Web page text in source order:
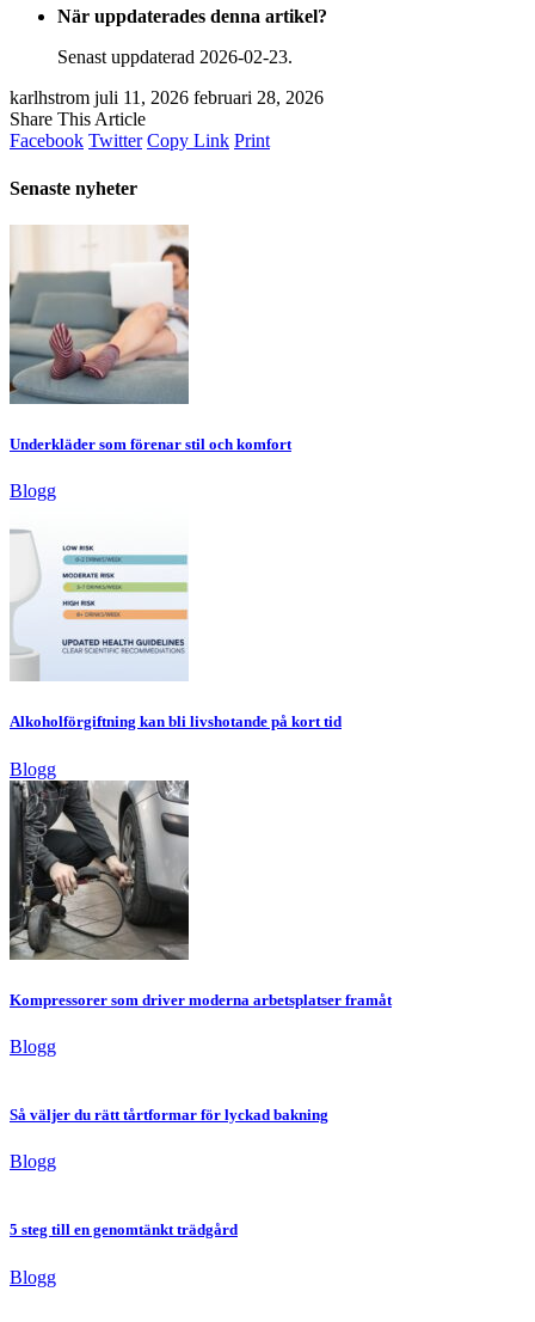
När uppdaterades denna artikel?
Senast uppdaterad 2026-02-23.
karlhstrom juli 11, 2026 februari 28, 2026
Share This Article
Facebook Twitter Copy Link Print
Senaste nyheter
Underkläder som förenar stil och komfort
Blogg
Alkoholförgiftning kan bli livshotande på kort tid
Blogg
Kompressorer som driver moderna arbetsplatser framåt
Blogg
Så väljer du rätt tårtformar för lyckad bakning
Blogg
5 steg till en genomtänkt trädgård
Blogg